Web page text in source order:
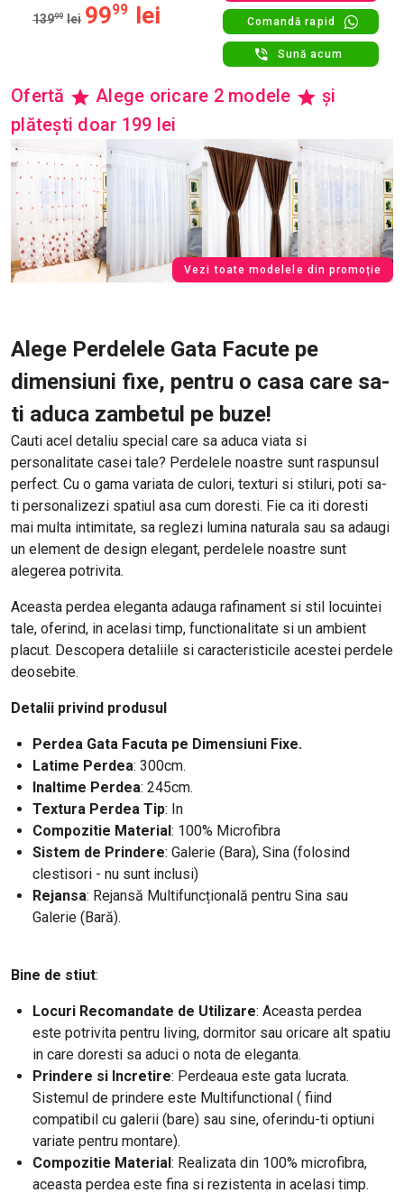
13999 lei 9999 lei Comandă rapid
Sună acum
Ofertă Alege oricare 2 modele
și
plătești doar 199 lei
Vezi toate modelele din promoție
Alege Perdelele Gata Facute pe
dimensiuni fixe, pentru o casa care sa-
ti aduca zambetul pe buze!
Cauti acel detaliu special care sa aduca viata si
personalitate casei tale? Perdelele noastre sunt raspunsul
perfect. Cu o gama variata de culori, texturi si stiluri, poti sa-
ti personalizezi spatiul asa cum doresti. Fie ca iti doresti
mai multa intimitate, sa reglezi lumina naturala sau sa adaugi
un element de design elegant, perdelele noastre sunt
alegerea potrivita.
Aceasta perdea eleganta adauga rafinament si stil locuintei
tale, oferind, in acelasi timp, functionalitate si un ambient
placut. Descopera detaliile si caracteristicile acestei perdele
deosebite.
Detalii privind produsul
Perdea Gata Facuta pe Dimensiuni Fixe.
Latime Perdea: 300cm.
Inaltime Perdea: 245cm.
Textura Perdea Tip: In
Compozitie Material: 100% Microfibra
Sistem de Prindere: Galerie (Bara), Sina (folosind
clestisori - nu sunt inclusi)
Rejansa: Rejansă Multifuncțională pentru Sina sau
Galerie (Bară).
Bine de stiut:
Locuri Recomandate de Utilizare: Aceasta perdea
este potrivita pentru living, dormitor sau oricare alt spatiu
in care doresti sa aduci o nota de eleganta.
Prindere si Incretire: Perdeaua este gata lucrata.
Sistemul de prindere este Multifunctional ( fiind
compatibil cu galerii (bare) sau sine, oferindu-ti optiuni
variate pentru montare).
Compozitie Material: Realizata din 100% microfibra,
aceasta perdea este fina si rezistenta in acelasi timp.